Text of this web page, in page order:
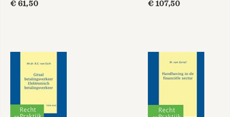
Tomas Arons
€ 61,50
€ 107,50